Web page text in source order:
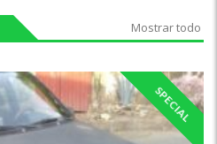
Mostrar todo
SPECIAL